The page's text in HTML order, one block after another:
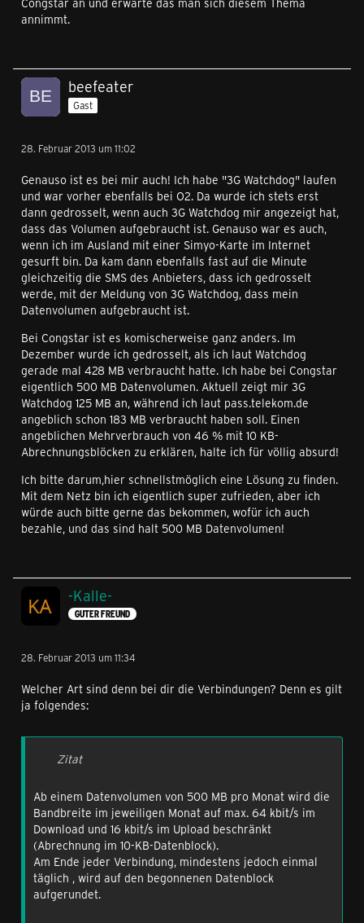
annimmt.
beefeater
Gast
28. Februar 2013 um 11:02
Genauso ist es bei mir auch! Ich habe "3G Watchdog" laufen
und war vorher ebenfalls bei O2. Da wurde ich stets erst
dann gedrosselt, wenn auch 3G Watchdog mir angezeigt hat,
dass das Volumen aufgebraucht ist. Genauso war es auch,
wenn ich im Ausland mit einer Simyo-Karte im Internet
gesurft bin. Da kam dann ebenfalls fast auf die Minute
gleichzeitig die SMS des Anbieters, dass ich gedrosselt
werde, mit der Meldung von 3G Watchdog, dass mein
Datenvolumen aufgebraucht ist.
Bei Congstar ist es komischerweise ganz anders. Im
Dezember wurde ich gedrosselt, als ich laut Watchdog
gerade mal 428 MB verbraucht hatte. Ich habe bei Congstar
eigentlich 500 MB Datenvolumen. Aktuell zeigt mir 3G
Watchdog 125 MB an, während ich laut pass.telekom.de
angeblich schon 183 MB verbraucht haben soll. Einen
angeblichen Mehrverbrauch von 46 % mit 10 KB-
Abrechnungsblöcken zu erklären, halte ich für völlig absurd!
Ich bitte darum,hier schnellstmöglich eine Lösung zu finden.
Mit dem Netz bin ich eigentlich super zufrieden, aber ich
würde auch bitte gerne das bekommen, wofür ich auch
bezahle, und das sind halt 500 MB Datenvolumen!
-Kalle-
GUTER FREUND
28. Februar 2013 um 11:34
Welcher Art sind denn bei dir die Verbindungen? Denn es gilt
ja folgendes:
Zitat
Ab einem Datenvolumen von 500 MB pro Monat wird die
Bandbreite im jeweiligen Monat auf max. 64 kbit/s im
Download und 16 kbit/s im Upload beschränkt
(Abrechnung im 10-KB-Datenblock).
Am Ende jeder Verbindung, mindestens jedoch einmal
täglich , wird auf den begonnenen Datenblock
aufgerundet.